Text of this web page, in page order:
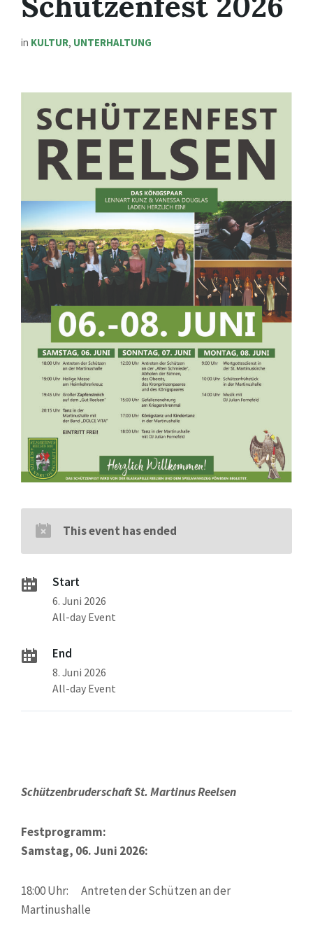
in KULTUR, UNTERHALTUNG
This event has ended
Start
6. Juni 2026
All-day Event
End
8. Juni 2026
All-day Event
Schützenbruderschaft St. Martinus Reelsen
Festprogramm:
Samstag, 06. Juni 2026:
18:00 Uhr: Antreten der Schützen an der
Martinushalle